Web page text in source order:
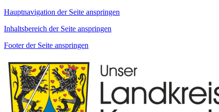
Hauptnavigation der Seite anspringen
Inhaltsbereich der Seite anspringen
Footer der Seite anspringen